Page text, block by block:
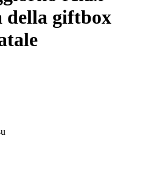
della giftbox